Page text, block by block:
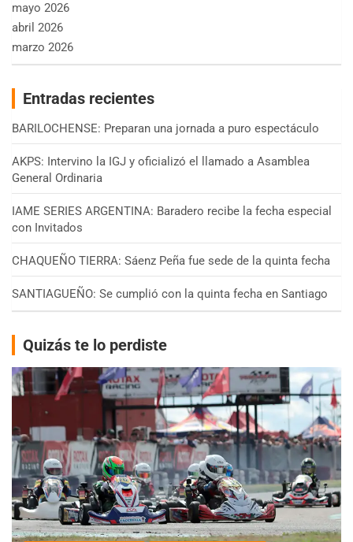
mayo 2026
abril 2026
marzo 2026
Entradas recientes
BARILOCHENSE: Preparan una jornada a puro espectáculo
AKPS: Intervino la IGJ y oficializó el llamado a Asamblea
General Ordinaria
IAME SERIES ARGENTINA: Baradero recibe la fecha especial
con Invitados
CHAQUEÑO TIERRA: Sáenz Peña fue sede de la quinta fecha
SANTIAGUEÑO: Se cumplió con la quinta fecha en Santiago
Quizás te lo perdiste